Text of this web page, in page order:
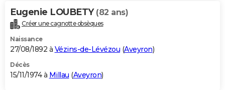
Eugenie LOUBETY (82 ans)
Créer une cagnotte obsèques
Naissance
27/08/1892 à Vézins-de-Lévézou (Aveyron)
Décès
15/11/1974 à Millau (Aveyron)